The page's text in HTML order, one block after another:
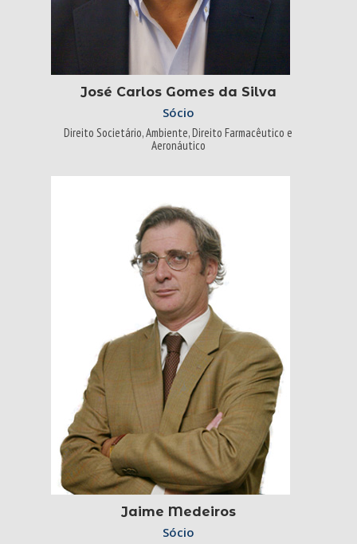
José Carlos Gomes da Silva
Sócio
Direito Societário, Ambiente, Direito Farmacêutico e
Aeronáutico
Jaime Medeiros
Sócio